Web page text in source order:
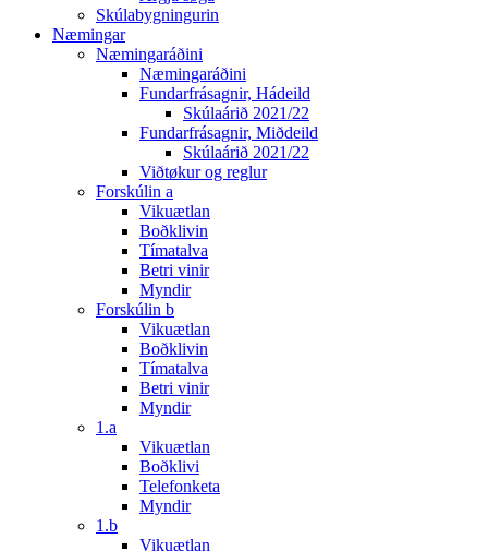
Skúlabygningurin
Næmingar
Næmingaráðini
Næmingaráðini
Fundarfrásagnir, Hádeild
Skúlaárið 2021/22
Fundarfrásagnir, Miðdeild
Skúlaárið 2021/22
Viðtøkur og reglur
Forskúlin a
Vikuætlan
Boðklivin
Tímatalva
Betri vinir
Myndir
Forskúlin b
Vikuætlan
Boðklivin
Tímatalva
Betri vinir
Myndir
1.a
Vikuætlan
Boðklivi
Telefonketa
Myndir
1.b
Vikuætlan